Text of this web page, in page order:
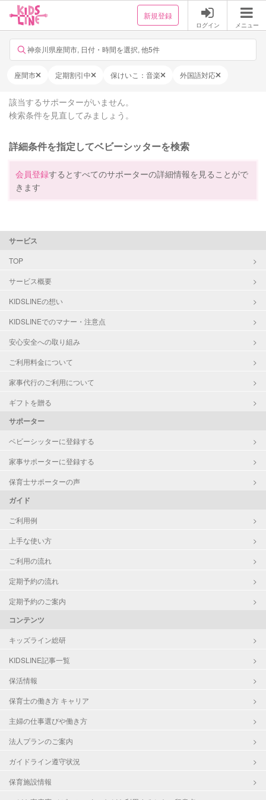
新規登録
ログイン メニュー
神奈川県座間市, 日付・時間を選択, 他5件
座間市 定期割引中 保けいこ：音楽 外国語対応
該当するサポーターがいません。
検索条件を見直してみましょう。
詳細条件を指定してベビーシッターを検索
会員登録するとすべてのサポーターの詳細情報を見ることがで
きます
サービス
TOP
サービス概要
KIDSLINEの想い
KIDSLINEでのマナー・注意点
安心安全への取り組み
ご利用料金について
家事代行のご利用について
ギフトを贈る
サポーター
ベビーシッターに登録する
家事サポーターに登録する
保育士サポーターの声
ガイド
ご利用例
上手な使い方
ご利用の流れ
定期予約の流れ
定期予約のご案内
コンテンツ
キッズライン総研
KIDSLINE記事一覧
保活情報
保育士の働き方 キャリア
主婦の仕事選びや働き方
法人プランのご案内
ガイドライン遵守状況
保育施設情報